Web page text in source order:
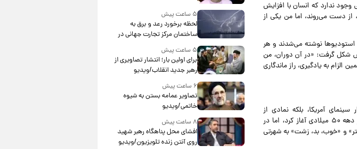
ندارد که انسان با افزایش
از دست می‌روند، اما من یکی از
استودیوها نوشته می‌شدند و هر
شکل گرفت: «در آن دوران، من
الزام به یادگیری، راز ماندگاری‌
ماندگار سینمای آمریکا، بلکه نمادی از
خودساختگی، خلاقیت مداوم و وفاداری به اصالت هنری است. او فعالیت حرفه‌ای خود را از دهه ۵۰ میلادی آغاز کرد، اما در
و «خوب، بد، زشت» به شهرتی
۵ ساعت پیش
لحظه برخورد رعد و برق به
ساختمان مرکز تجارت جهانی در
آمریکا + فیلم
۵ ساعت پیش
برای اولین بار؛ انتشار تصاویری از
رهبر جدید انقلاب/ویدیو
۶ ساعت پیش
تصاویر عمامه بستن به شیوه
خاتمی/ویدیو
۸ ساعت پیش
افشای محل پناهگاه‌ رهبر شهید
روی آنتن زنده تلویزیون/ویدیو